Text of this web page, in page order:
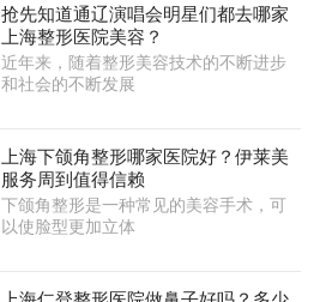
抢先知道通辽演唱会明星们都去哪家
上海整形医院美容？
近年来，随着整形美容技术的不断进步
和社会的不断发展
上海下颌角整形哪家医院好？伊莱美
服务周到值得信赖
下颌角整形是一种常见的美容手术，可
以使脸型更加立体